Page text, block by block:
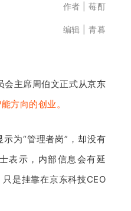
作者 | 莓酊
编辑 | 青暮
主席周伯文正式从京东
方向的创业。
为“管理者岗”，却没有
表示，内部信息会有延
是挂靠在京东科技CEO